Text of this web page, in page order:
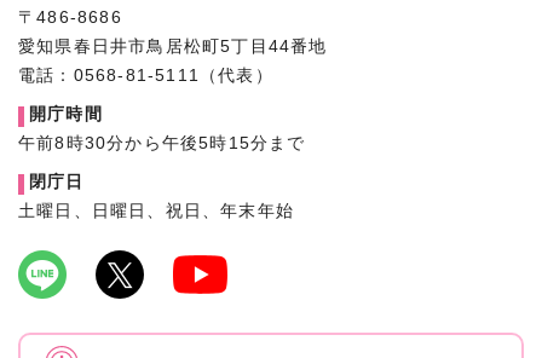
〒486-8686
愛知県春日井市鳥居松町5丁目44番地
電話：0568-81-5111（代表）
開庁時間
午前8時30分から午後5時15分まで
閉庁日
土曜日、日曜日、祝日、年末年始